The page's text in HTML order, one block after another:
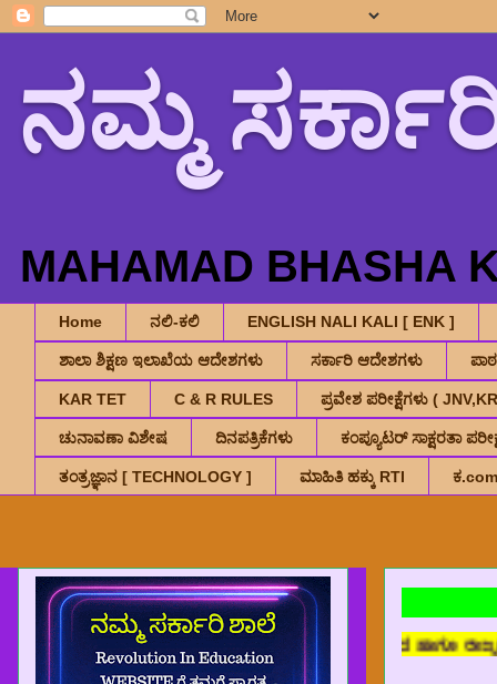
ನಮ್ಮ
MAHAMAD BHASHA
Home ನಲಿ-ಕಲಿ ENGLISH NALI KALI [ ENK ]
ಶಾಲಾ ಶಿಕ್ಷಣ ಇಲಾಖೆಯ ಆದೇಶಗಳು ಸರ್ಕಾರಿ ಆದೇಶಗಳು
KAR TET C & R RULES ಪ್ರವೇಶ ಪರೀಕ್ಷೆಗಳು (
ಚುನಾವಣಾ ವಿಶೇಷ ದಿನಪತ್ರಿಕೆಗಳು ಕಂಪ್ಯೂಟರ್ ಸಾಕ್ಷರತಾ
ತಂತ್ರಜ್ಞಾನ [ TECHNOLOGY ] ಮಾಹಿತಿ ಹಕ್ಕು RTI ಕ.com
ಹಿತದೃಷ್ಟಿಯಿಂದ ಹಾಗೂ ರಾಜ್ಯದ ಸಮಸ್ತ ಶಿಕ್ಷಕರಿಗೆ,